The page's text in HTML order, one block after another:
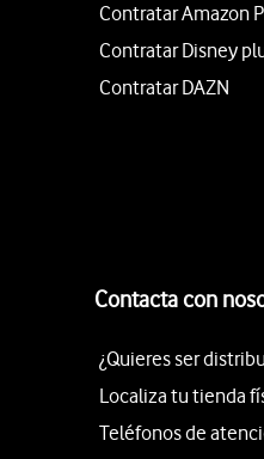
Contratar Amazon
Contratar Disney
Contratar DAZN
Contacta con
¿Quieres ser
Localiza tu tienda
Teléfonos de